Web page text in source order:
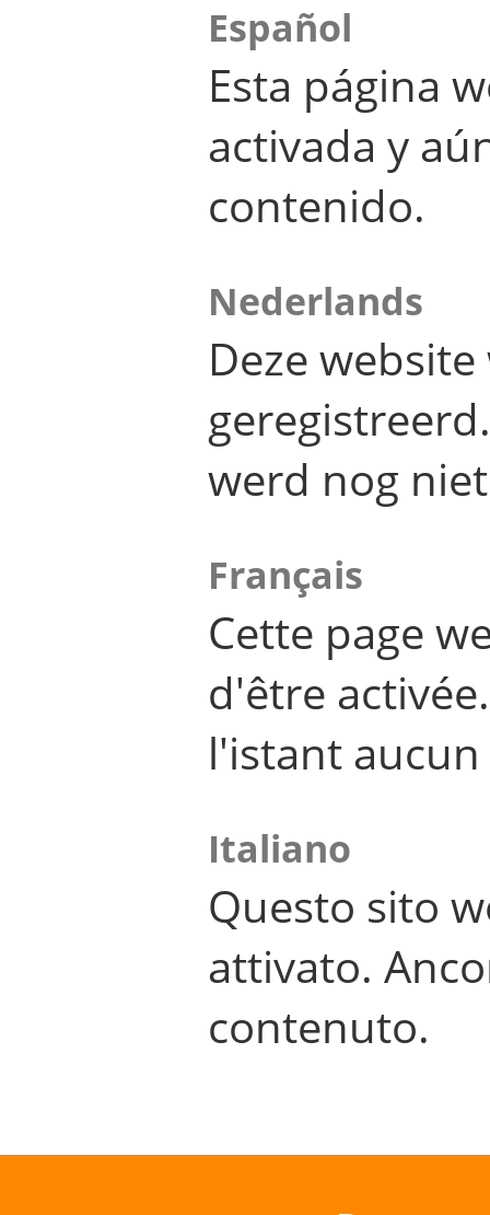
Español
Esta página
activada y
contenido.
Nederlands
Deze
werd nog
Français
Cette page
d'être
l'istant
Italiano
Questo sito
attivato.
contenuto.